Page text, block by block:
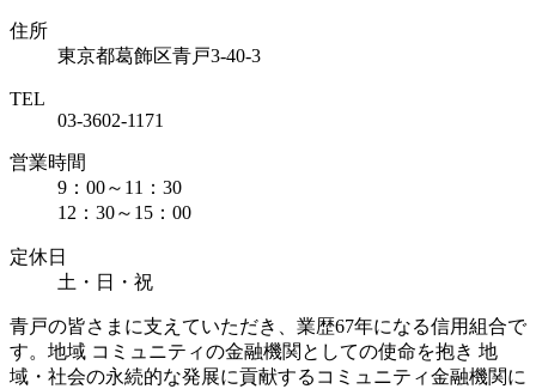
住所
東京都葛飾区青戸3-40-3
TEL
03-3602-1171
営業時間
9：00～11：30
12：30～15：00
定休日
土・日・祝
青戸の皆さまに支えていただき、業歴67年になる信用組合で
す。地域 コミュニティの金融機関としての使命を抱き 地
域・社会の永続的な発展に貢献するコミュニティ金融機関に